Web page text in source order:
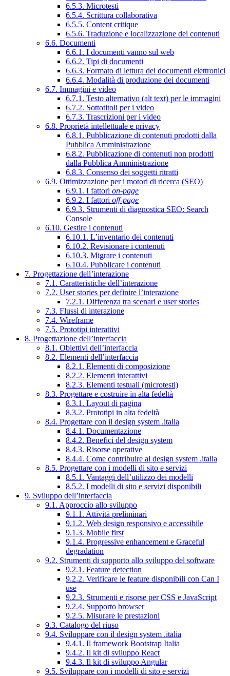
6.5.3. Microtesti
6.5.4. Scrittura collaborativa
6.5.5. Content critique
6.5.6. Traduzione e localizzazione dei contenuti
6.6. Documenti
6.6.1. I documenti vanno sul web
6.6.2. Tipi di documenti
6.6.3. Formato di lettura dei documenti elettronici
6.6.4. Modalità di produzione dei documenti
6.7. Immagini e video
6.7.1. Testo alternativo (alt text) per le immagini
6.7.2. Sottotitoli per i video
6.7.3. Trascrizioni per i video
6.8. Proprietà intellettuale e privacy
6.8.1. Pubblicazione di contenuti prodotti dalla
Pubblica Amministrazione
6.8.2. Pubblicazione di contenuti non prodotti
dalla Pubblica Amministrazione
6.8.3. Consenso dei soggetti ritratti
6.9. Ottimizzazione per i motori di ricerca (SEO)
6.9.1. I fattori on-page
6.9.2. I fattori off-page
6.9.3. Strumenti di diagnostica SEO: Search
Console
6.10. Gestire i contenuti
6.10.1. L’inventario dei contenuti
6.10.2. Revisionare i contenuti
6.10.3. Migrare i contenuti
6.10.4. Pubblicare i contenuti
7. Progettazione dell’interazione
7.1. Caratteristiche dell’interazione
7.2. User stories per definire l’interazione
7.2.1. Differenza tra scenari e user stories
7.3. Flussi di interazione
7.4. Wireframe
7.5. Prototipi interattivi
8. Progettazione dell’interfaccia
8.1. Obiettivi dell’interfaccia
8.2. Elementi dell’interfaccia
8.2.1. Elementi di composizione
8.2.2. Elementi interattivi
8.2.3. Elementi testuali (microtesti)
8.3. Progettare e costruire in alta fedeltà
8.3.1. Layout di pagina
8.3.2. Prototipi in alta fedeltà
8.4. Progettare con il design system .italia
8.4.1. Documentazione
8.4.2. Benefici del design system
8.4.3. Risorse operative
8.4.4. Come contribuire al design system .italia
8.5. Progettare con i modelli di sito e servizi
8.5.1. Vantaggi dell’utilizzo dei modelli
8.5.2. I modelli di sito e servizi disponibili
9. Sviluppo dell’interfaccia
9.1. Approccio allo sviluppo
9.1.1. Attività preliminari
9.1.2. Web design responsivo e accessibile
9.1.3. Mobile first
9.1.4. Progressive enhancement e Graceful
degradation
9.2. Strumenti di supporto allo sviluppo del software
9.2.1. Feature detection
9.2.2. Verificare le feature disponibili con Can I
use
9.2.3. Strumenti e risorse per CSS e JavaScript
9.2.4. Supporto browser
9.2.5. Misurare le prestazioni
9.3. Catalogo del riuso
9.4. Sviluppare con il design system .italia
9.4.1. Il framework Bootstrap Italia
9.4.2. Il kit di sviluppo React
9.4.3. Il kit di sviluppo Angular
9.5. Sviluppare con i modelli di sito e servizi